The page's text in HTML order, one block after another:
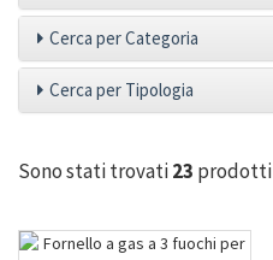
Cerca per Categoria
Cerca per Tipologia
Sono stati trovati23 prodotti